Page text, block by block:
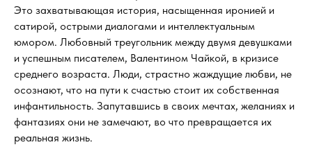
Это захватывающая история, насыщенная иронией и
сатирой, острыми диалогами и интеллектуальным
юмором. Любовный треугольник между двумя девушками
и успешным писателем, Валентином Чайкой, в кризисе
среднего возраста. Люди, страстно жаждущие любви, не
осознают, что на пути к счастью стоит их собственная
инфантильность. Запутавшись в своих мечтах, желаниях и
фантазиях они не замечают, во что превращается их
реальная жизнь.